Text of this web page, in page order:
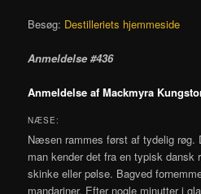
Besøg: Destilleriets hjemmeside
Anmeldelse #436
Anmeldelse af Mackmyra
NÆSE:
Næsen rammes først af tydelig røg.
man kender det fra en typisk dansk
skinke eller pølse. Bagved
mandariner. Efter nogle minutter i